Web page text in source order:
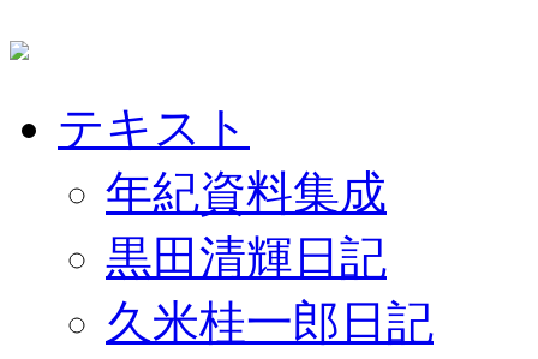
テキスト
年紀資料集成
黒田清輝日記
久米桂一郎日記